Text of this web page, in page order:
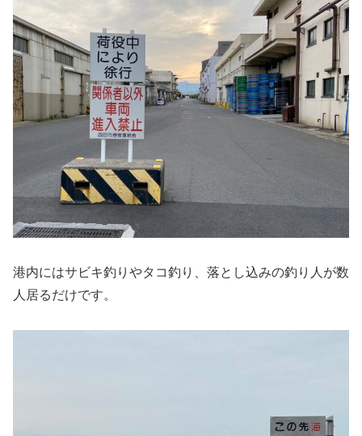
港内にはサビキ釣りやタコ釣り、落とし込みの釣り人が数
人居るだけです。